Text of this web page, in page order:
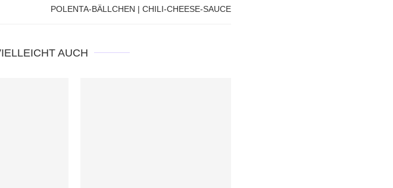
POLENTA-BÄLLCHEN | CHILI-CHEESE-SAUCE
AUCH